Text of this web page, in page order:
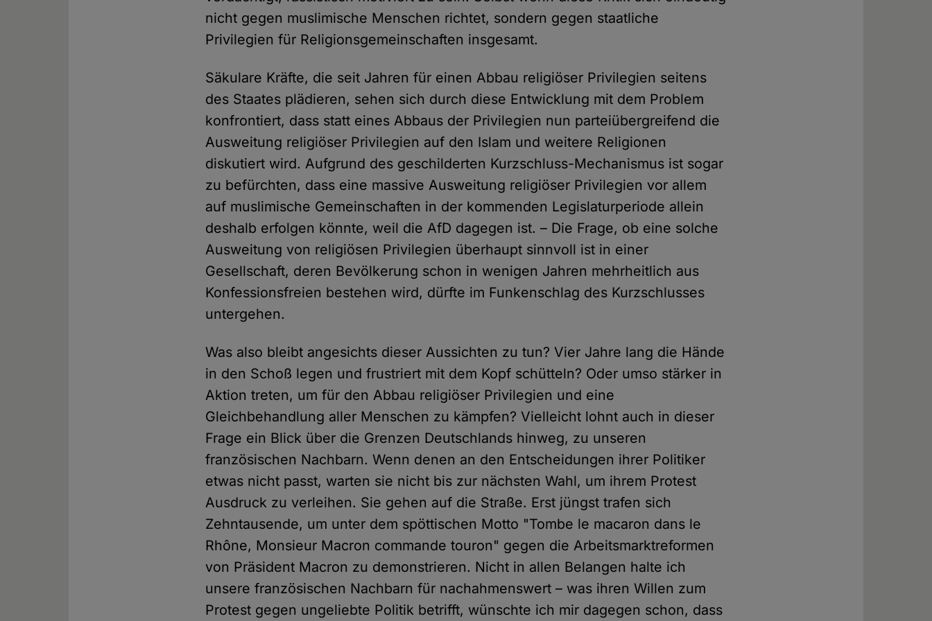
nicht gegen muslimische Menschen richtet, sondern gegen staatliche
Privilegien für Religionsgemeinschaften insgesamt.
Säkulare Kräfte, die seit Jahren für einen Abbau religiöser Privilegien seitens
des Staates plädieren, sehen sich durch diese Entwicklung mit dem Problem
konfrontiert, dass statt eines Abbaus der Privilegien nun parteiübergreifend die
Ausweitung religiöser Privilegien auf den Islam und weitere Religionen
diskutiert wird. Aufgrund des geschilderten Kurzschluss-Mechanismus ist sogar
zu befürchten, dass eine massive Ausweitung religiöser Privilegien vor allem
auf muslimische Gemeinschaften in der kommenden Legislaturperiode allein
deshalb erfolgen könnte, weil die AfD dagegen ist. – Die Frage, ob eine solche
Ausweitung von religiösen Privilegien überhaupt sinnvoll ist in einer
Gesellschaft, deren Bevölkerung schon in wenigen Jahren mehrheitlich aus
Konfessionsfreien bestehen wird, dürfte im Funkenschlag des Kurzschlusses
untergehen.
Was also bleibt angesichts dieser Aussichten zu tun? Vier Jahre lang die Hände
in den Schoß legen und frustriert mit dem Kopf schütteln? Oder umso stärker in
Aktion treten, um für den Abbau religiöser Privilegien und eine
Gleichbehandlung aller Menschen zu kämpfen? Vielleicht lohnt auch in dieser
Frage ein Blick über die Grenzen Deutschlands hinweg, zu unseren
französischen Nachbarn. Wenn denen an den Entscheidungen ihrer Politiker
etwas nicht passt, warten sie nicht bis zur nächsten Wahl, um ihrem Protest
Ausdruck zu verleihen. Sie gehen auf die Straße. Erst jüngst trafen sich
Zehntausende, um unter dem spöttischen Motto "Tombe le macaron dans le
Rhône, Monsieur Macron commande touron" gegen die Arbeitsmarktreformen
von Präsident Macron zu demonstrieren. Nicht in allen Belangen halte ich
unsere französischen Nachbarn für nachahmenswert – was ihren Willen zum
Protest gegen ungeliebte Politik betrifft, wünschte ich mir dagegen schon, dass